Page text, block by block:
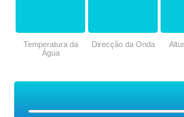
Temperatura da
Água
Direcção da Onda